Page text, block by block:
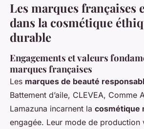
Les marques françaises
dans la cosmétique
durable
Engagements et valeurs
marques françaises
Les marques de beauté
Battement d’aile, CLEVEA, Comme
Lamazuna incarnent la cosmétique
engagée. Leur mode de production